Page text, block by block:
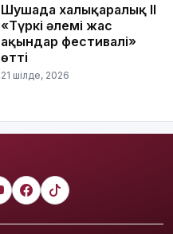
Шушада халықаралық ІІ
«Түркі әлемі жас
ақындар фестивалі»
өтті
21 шілде, 2026